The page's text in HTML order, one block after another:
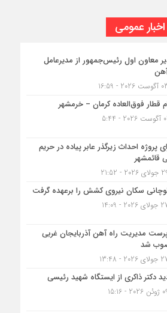
اخبار عمومی
معاون اول رئیس‌جمهور از مدیرعامل
قطار فوق‌العاده کرمان – خرمشهر
پروژه احداث زیرگذر عابر پیاده در حریم
قائمشهر
سکان نیروی کشش را برعهده گرفت
مدیریت راه آهن آذربایجان غربی
شد
دکتر ذاکری از ایستگاه شهید رئیسی